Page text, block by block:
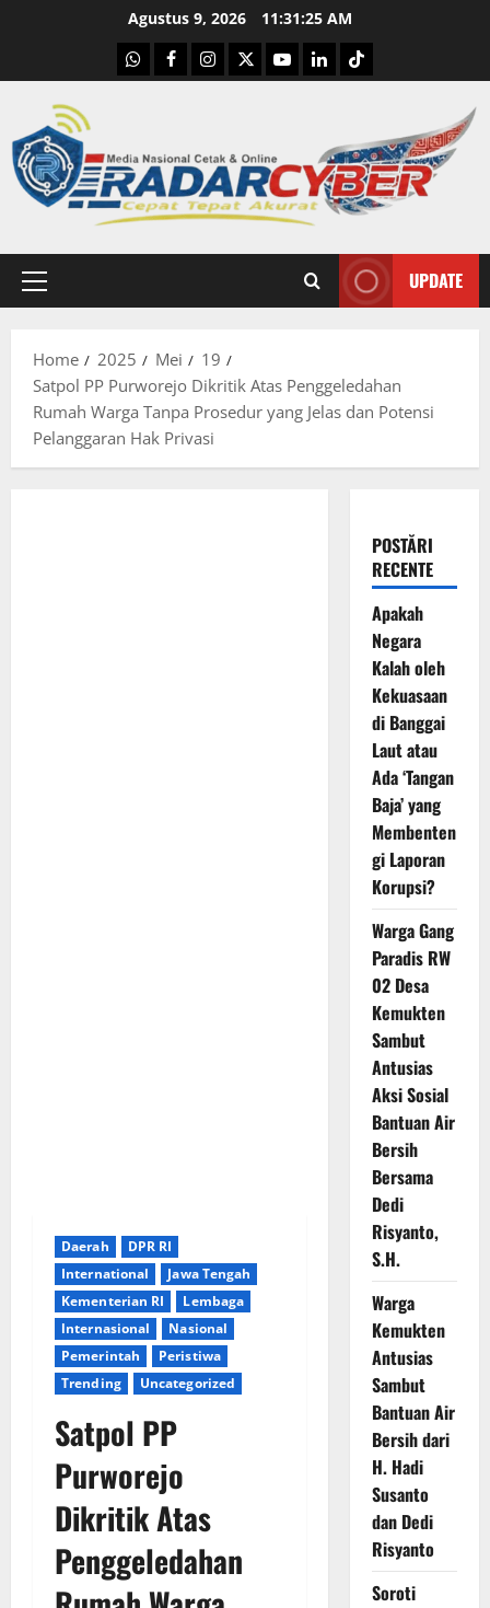
Agustus 9, 2026 11:31:26 AM
WhatsApp
Facebook
Instagram
X YoutubelinkedinTiktok
Primary
UPDATE
Home 2025 Mei
19
Satpol PP Purworejo Dikritik Atas Penggeledahan
Rumah Warga Tanpa Prosedur yang Jelas dan Potensi
Pelanggaran Hak Privasi
Daerah
DPR RI
International
Jawa Tengah
Kementerian RI
Lembaga
lnternasional
Nasional
Pemerintah
Peristiwa
Trending
Uncategorized
Satpol PP
Purworejo
Dikritik Atas
Penggeledahan
POSTĂRI
RECENTE
Apakah
Negara
Kalah oleh
Kekuasaan
di Banggai
Laut atau
Ada ‘Tangan
Baja’ yang
Membenten
gi Laporan
Korupsi?
Warga Gang
Paradis RW
02 Desa
Kemukten
Sambut
Antusias
Aksi Sosial
Bantuan Air
Bersih
Bersama
Dedi
Risyanto,
S.H.
Warga
Kemukten
Antusias
Sambut
Bantuan Air
Bersih dari
H. Hadi
Susanto
dan Dedi
Risyanto
Soroti